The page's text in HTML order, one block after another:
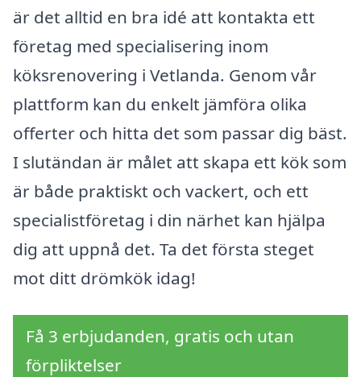
är det alltid en bra idé att kontakta ett
företag med specialisering inom
köksrenovering i Vetlanda. Genom vår
plattform kan du enkelt jämföra olika
offerter och hitta det som passar dig bäst.
I slutändan är målet att skapa ett kök som
är både praktiskt och vackert, och ett
specialistföretag i din närhet kan hjälpa
dig att uppnå det. Ta det första steget
mot ditt drömkök idag!
Få 3 erbjudanden, gratis och utan
förpliktelser